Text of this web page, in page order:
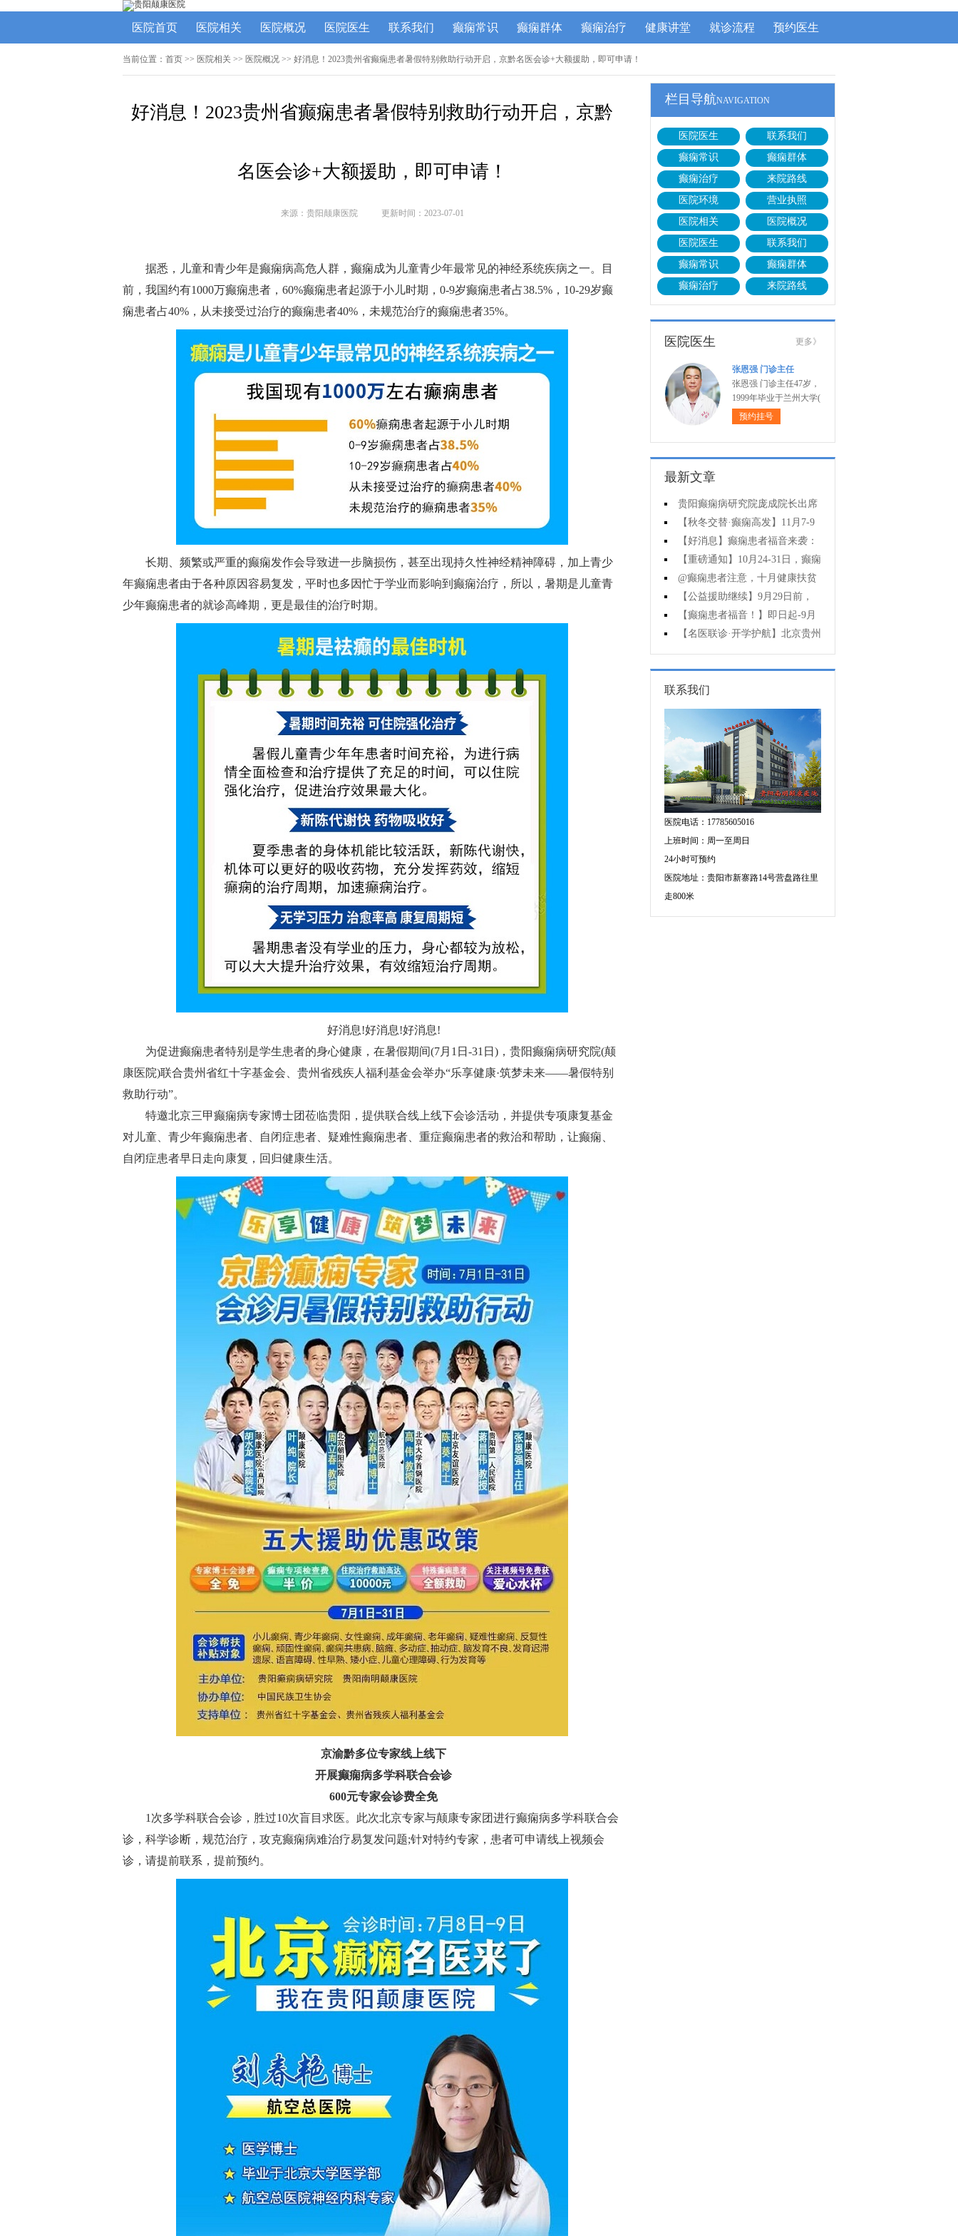
医院首页 医院相关 医院概况 医院医生 联系我们 癫痫常识 癫痫群体 癫痫治疗 健康讲堂 就诊流程 预约医生
当前位置： 首页 >> 医院相关 >> 医院概况 >> 好消息！2023贵州省癫痫患者暑假特别救助行动开启，京黔名医会诊+大额援助，即可申请！
好消息！2023贵州省癫痫患者暑假特别救助行动开启，京黔
名医会诊+大额援助，即可申请！
来源：贵阳颠康医院 更新时间：2023-07-01
据悉，儿童和青少年是癫痫病高危人群，癫痫成为儿童青少年最常见的神经系统疾病之一。目
前，我国约有1000万癫痫患者，60%癫痫患者起源于小儿时期，0-9岁癫痫患者占38.5%，10-29岁癫
痫患者占40%，从未接受过治疗的癫痫患者40%，未规范治疗的癫痫患者35%。
长期、频繁或严重的癫痫发作会导致进一步脑损伤，甚至出现持久性神经精神障碍，加上青少
年癫痫患者由于各种原因容易复发，平时也多因忙于学业而影响到癫痫治疗，所以，暑期是儿童青
少年癫痫患者的就诊高峰期，更是最佳的治疗时期。
好消息!好消息!好消息!
为促进癫痫患者特别是学生患者的身心健康，在暑假期间(7月1日-31日)，贵阳癫痫病研究院(颠
康医院)联合贵州省红十字基金会、贵州省残疾人福利基金会举办“乐享健康·筑梦未来——暑假特别
救助行动”。
特邀北京三甲癫痫病专家博士团莅临贵阳，提供联合线上线下会诊活动，并提供专项康复基金
对儿童、青少年癫痫患者、自闭症患者、疑难性癫痫患者、重症癫痫患者的救治和帮助，让癫痫、
自闭症患者早日走向康复，回归健康生活。
京渝黔多位专家线上线下
开展癫痫病多学科联合会诊
600元专家会诊费全免
1次多学科联合会诊，胜过10次盲目求医。此次北京专家与颠康专家团进行癫痫病多学科联合会
诊，科学诊断，规范治疗，攻克癫痫病难治疗易复发问题;针对特约专家，患者可申请线上视频会
诊，请提前联系，提前预约。
栏目导航NAVIGATION
医院医生
联系我们
癫痫常识
癫痫群体
癫痫治疗
来院路线
医院环境
营业执照
医院相关
医院概况
医院医生
联系我们
癫痫常识
癫痫群体
癫痫治疗
来院路线
医院医生 更多》
张恩强 门诊主任
张恩强 门诊主任47岁，
1999年毕业于兰州大学(
预约挂号
最新文章
贵阳癫痫病研究院庞成院长出席
第十一届CAAE国际癫痫论坛暨协会
成立20周年庆典
【秋冬交替·癫痫高发】11月7-9
日，超难约的北京三甲名医，携手
贵州专家团共抗癫痫，速约！
【好消息】癫痫患者福音来袭：
万元救助+半价专项检查+京黔专家
免费亲诊，符合条件者速申请！
【重磅通知】10月24-31日，癫痫
病专项检查全额救助+京黔名医免费
亲诊+高达万元补贴，名额有限，速
@癫痫患者注意，十月健康扶贫
救助计划开启，专家免费亲诊+高达
万元治疗救助，速抢名额！
【公益援助继续】9月29日前，
癫痫名医免费亲诊+检查治疗大额援
助持续发放，速约！
【癫痫患者福音！】即日起-9月
15日，专项检查免费+北京三甲知名
专家空降贵阳亲诊，勿错过！
【名医联诊·开学护航】北京贵州
三甲癫痫名医公益亲诊+检查治疗大
额援助，速约！
联系我们
医院电话：17785605016
上班时间：周一至周日
24小时可预约
医院地址：贵阳市新寨路14号营盘路往里
走800米